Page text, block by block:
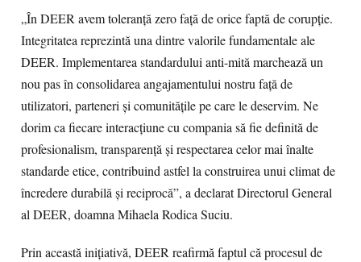
„În DEER avem toleranță zero față de orice faptă de corupție.
Integritatea reprezintă una dintre valorile fundamentale ale
DEER. Implementarea standardului anti-mită marchează un
nou pas în consolidarea angajamentului nostru față de
utilizatori, parteneri și comunitățile pe care le deservim. Ne
dorim ca fiecare interacțiune cu compania să fie definită de
profesionalism, transparență și respectarea celor mai înalte
standarde etice, contribuind astfel la construirea unui climat de
încredere durabilă și reciprocă”, a declarat Directorul General
al DEER, doamna Mihaela Rodica Suciu.
Prin această inițiativă, DEER reafirmă faptul că procesul de